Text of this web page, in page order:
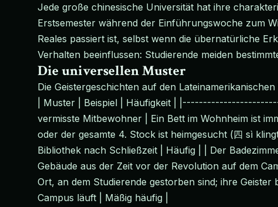
Jede große chinesische Universität hat ihre
Erstsemester während der Einführungswoche zum
Reales passiert ist, selbst wenn die übernatürliche
Verhalten beeinflussen: Studierende meiden
Die universellen Muster
Die Geistergeschichten auf den
| Muster | Beispiel | Häufigkeit |
vermisste Mitbewohner | Ein Bett im Wohnheim ist
oder der gesamte 4. Stock ist heimgesucht (四 sì
Bibliothek nach Schließzeit | Häufig | | Der
Gebäude aus der Zeit vor der Revolution auf dem
Ort, an dem Studierende gestorben sind; ihre
Campus läuft | Mäßig häufig |